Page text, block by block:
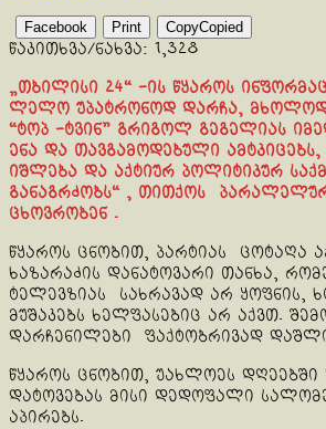
Facebook Print CopyCopied
წაკითხვა/ნახვა: 1,328
„თბილისი 24“ -ის წყაროს
ლელო უპატრონოდ დარჩა,
“ტოპ -ტვინ” გრიგოლ გეგელიას
ენა და თავგამოდებული
იშლება და აქტიურ პოლიტიკურ
განაგრძობს“ , თითქოს
ცხოვრობენ .
წყაროს ცნობით, პარტიას ცოტაღა
ხაზარაძის დანატოვარი თანხა,
ტელევზიას სახრავად არ ყოფნის,
მუშაკებს ხელფასებიც არ აქვთ.
დარჩენილები ფაქტობრივად
წყაროს ცნობით, უახლოეს
დატოვებას მისი დედოფალი
აპირებს.